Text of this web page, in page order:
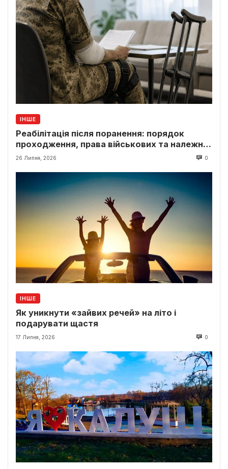
ІНШЕ
Реабілітація після поранення: порядок
проходження, права військових та належні
виплати
26 Липня, 2026 0
ІНШЕ
Як уникнути «зайвих речей» на літо і
подарувати щастя
17 Липня, 2026 0